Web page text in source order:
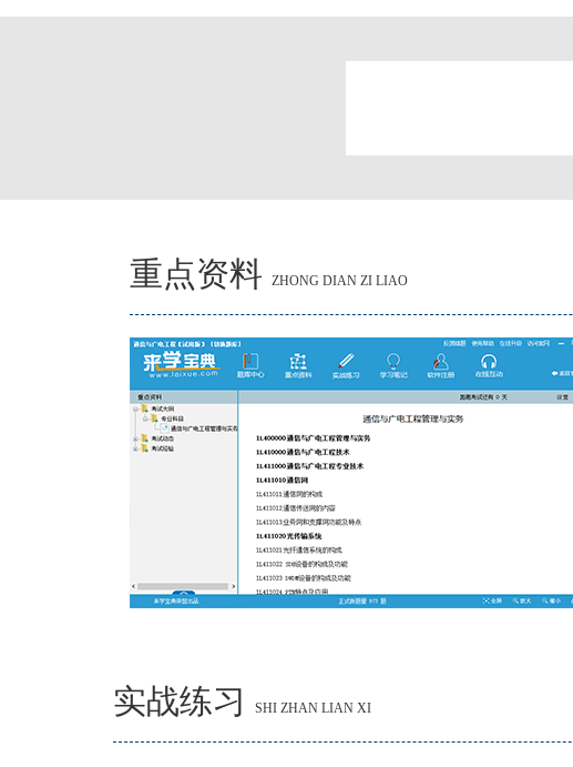
重点资料 ZHONG DIAN ZI LIAO
实战练习 SHI ZHAN LIAN XI